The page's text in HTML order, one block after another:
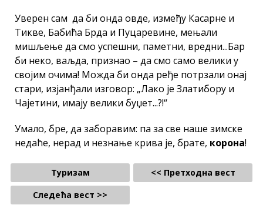
Уверен сам да би онда овде, између Касарне и
Тикве, Бабића Брда и Пуцаревине, мењали
мишљење да смо успешни, паметни, вредни...Бар
би неко, ваљда, признао – да смо само велики у
својим очима! Можда би онда ређе потрзали онај
стари, изјанђали изговор: „Лако је Златибору и
Чајетини, имају велики буџет...?!“
Умало, бре, да заборавим: па за све наше зимске
недаће, нерад и незнање крива је, брате, корона!
Туризам
<< Претходна вест
Следећа вест >>